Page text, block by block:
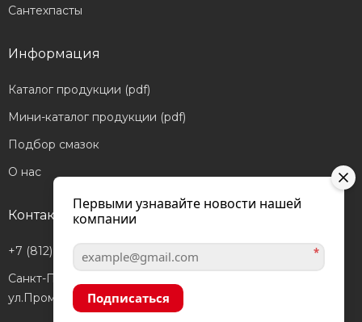
Сантехпасты
Информация
Каталог продукции (pdf)
Мини-каталог продукции (pdf)
Подбор смазок
О нас
Контакты
+7 (812) 601-05-56
Санкт-Петербург,
ул.Промышленная, д.40а
Первыми узнавайте новости нашей
компании
*
Подписаться